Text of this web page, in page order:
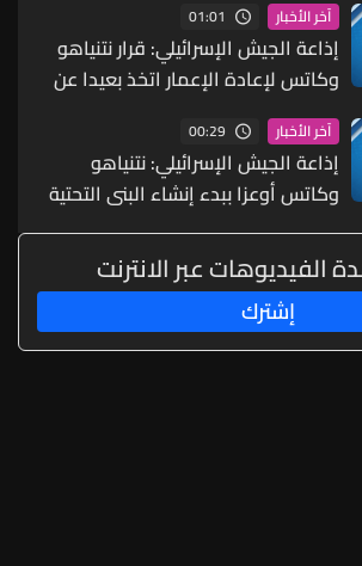
آخر الأخبار 01:01
إذاعة الجيش الإسرائيلي: قرار نتنياهو
وكاتس لإعادة الإعمار اتخذ بعيدا عن
الأنظار ودون الإعلان عنه رسميا
آخر الأخبار 00:29
إذاعة الجيش الإسرائيلي: نتنياهو
وكاتس أوعزا ببدء إنشاء البنى التحتية
لإقامة مدينة جديدة في رفح جنوبي
قطاع غزة
الفيديوهات عبر الانترنت
إشترك